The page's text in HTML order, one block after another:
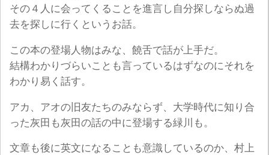
その４人に会ってくることを進言し自分探しならぬ過
去を探しに行くというお話。
この本の登場人物はみな、饒舌で話が上手だ。
結構わかりづらいことも言っているはずなのにそれを
わかり易く話す。
アカ、アオの旧友たちのみならず、大学時代に知り合
った灰田も灰田の話の中に登場する緑川も。
文章も後に英文になることも意識しているのか、村上